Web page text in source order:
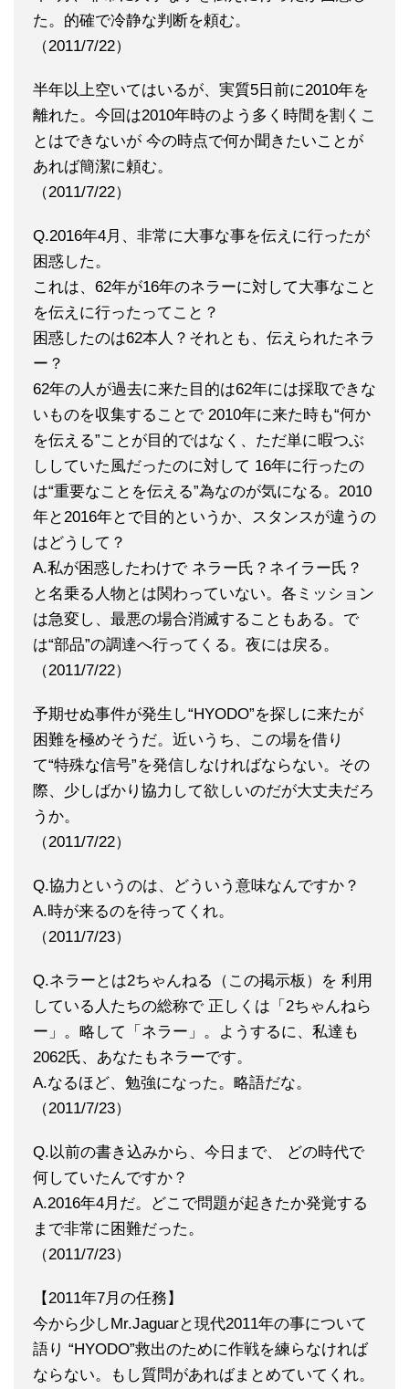
た。的確で冷静な判断を頼む。
（2011/7/22）
半年以上空いてはいるが、実質5日前に2010年を
離れた。今回は2010年時のよう多く時間を割くこ
とはできないが 今の時点で何か聞きたいことが
あれば簡潔に頼む。
（2011/7/22）
Q.2016年4月、非常に大事な事を伝えに行ったが
困惑した。
これは、62年が16年のネラーに対して大事なこと
を伝えに行ったってこと？
困惑したのは62本人？それとも、伝えられたネラ
ー？
62年の人が過去に来た目的は62年には採取できな
いものを収集することで 2010年に来た時も“何か
を伝える”ことが目的ではなく、ただ単に暇つぶ
ししていた風だったのに対して 16年に行ったの
は“重要なことを伝える”為なのが気になる。2010
年と2016年とで目的というか、スタンスが違うの
はどうして？
A.私が困惑したわけで ネラー氏？ネイラー氏？
と名乗る人物とは関わっていない。各ミッション
は急変し、最悪の場合消滅することもある。で
は“部品”の調達へ行ってくる。夜には戻る。
（2011/7/22）
予期せぬ事件が発生し“HYODO”を探しに来たが
困難を極めそうだ。近いうち、この場を借り
て“特殊な信号”を発信しなければならない。その
際、少しばかり協力して欲しいのだが大丈夫だろ
うか。
（2011/7/22）
Q.協力というのは、どういう意味なんですか？
A.時が来るのを待ってくれ。
（2011/7/23）
Q.ネラーとは2ちゃんねる（この掲示板）を 利用
している人たちの総称で 正しくは「2ちゃんねら
ー」。略して「ネラー」。ようするに、私達も
2062氏、あなたもネラーです。
A.なるほど、勉強になった。略語だな。
（2011/7/23）
Q.以前の書き込みから、今日まで、 どの時代で
何していたんですか？
A.2016年4月だ。どこで問題が起きたか発覚する
まで非常に困難だった。
（2011/7/23）
【2011年7月の任務】
今から少しMr.Jaguarと現代2011年の事について
語り “HYODO”救出のために作戦を練らなければ
ならない。もし質問があればまとめていてくれ。